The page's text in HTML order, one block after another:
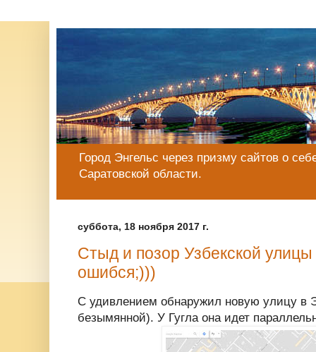
Город Энгельс через призму сайтов о
Саратовской области.
суббота, 18 ноября 2017 г.
Стыд и позор Узбекской улицы
ошибся;)))
С удивлением обнаружил новую улицу в
безымянной). У Гугла она идет